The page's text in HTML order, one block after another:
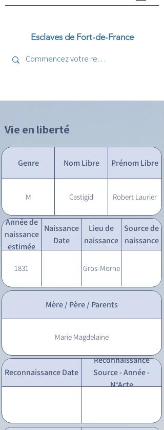
Esclaves de Fort-de-France
Vie en liberté
Genre Nom Libre Prénom Libre
M Castigid Robert Laurier
Année de
naissance
estimée
Naissance
Date
Lieu de
naissance
Source de
naissance
1831 Gros-Morne
Mère / Père / Parents
Marie Magdelaine
Reconnaissance Date
Reconnaissance
Source - Année -
N°Acte